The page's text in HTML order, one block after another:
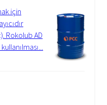
için
Rokolub AD